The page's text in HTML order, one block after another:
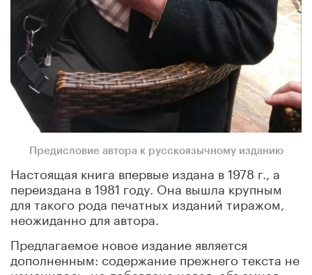
Предисловие автора к русскоязычному изданию
Настоящая книга впервые издана в1978 г., а
переиздана в 1981 году. Она вышла крупным
для такого рода печатных изданий тиражом,
неожиданно для автора.
Предлагаемое новое издание является
дополненным: содержание прежнего текста не